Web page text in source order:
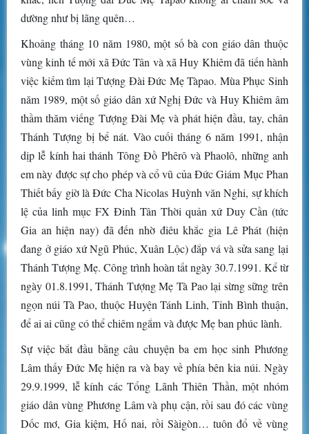
dường như bị lãng quên…
Khoảng tháng 10 năm 1980, một số bà con giáo dân thuộc
vùng kinh tế mới xã Đức Tân và xã Huy Khiêm đã tiến hành
việc kiếm tìm lại Tượng Đài Đức Mẹ Tàpao. Mùa Phục Sinh
năm 1989, một số giáo dân xứ Nghị Đức và Huy Khiêm âm
thầm thăm viếng Tượng Đài Mẹ và phát hiện đầu, tay, chân
Thánh Tượng bị bể nát. Vào cuối tháng 6 năm 1991, nhận
dịp lễ kính hai thánh Tông Đồ Phêrô và Phaolô, những anh
em này được sự cho phép và cổ vũ của Đức Giám Mục Phan
Thiết bấy giờ là Đức Cha Nicolas Huỳnh văn Nghi, sự khích
lệ của linh mục FX Đinh Tân Thời quản xứ Duy Cần (tức
Gia an hiện nay) đã đến nhờ điêu khắc gia Lê Phát (hiện
đang ở giáo xứ Ngũ Phúc, Xuân Lộc) đắp vá và sửa sang lại
Thánh Tượng Mẹ. Công trình hoàn tất ngày 30.7.1991. Kể từ
ngày 01.8.1991, Thánh Tượng Mẹ Tà Pao lại sừng sững trên
ngọn núi Tà Pao, thuộc Huyện Tánh Linh, Tỉnh Bình thuận,
để ai ai cũng có thể chiêm ngắm và được Mẹ ban phúc lành.
Sự việc bắt đầu bằng câu chuyện ba em học sinh Phương
Lâm thấy Đức Mẹ hiện ra và bay về phía bên kia núi. Ngày
29.9.1999, lễ kính các Tổng Lãnh Thiên Thần, một nhóm
giáo dân vùng Phương Lâm và phụ cận, rồi sau đó các vùng
Dốc mơ, Gia kiệm, Hố nai, rồi Sàigòn… tuôn đổ về vùng